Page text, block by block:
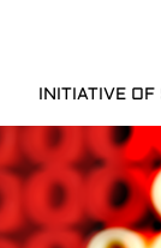
INITIATIVE OF